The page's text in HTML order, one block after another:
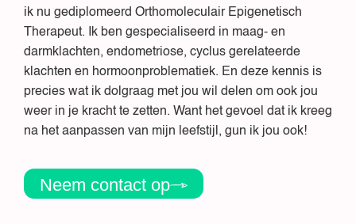
ik nu gediplomeerd Orthomoleculair Epigenetisch
Therapeut. Ik ben gespecialiseerd in maag- en
darmklachten, endometriose, cyclus gerelateerde
klachten en hormoonproblematiek. En deze kennis is
precies wat ik dolgraag met jou wil delen om ook jou
weer in je kracht te zetten. Want het gevoel dat ik kreeg
na het aanpassen van mijn leefstijl, gun ik jou ook!
Neem contact op